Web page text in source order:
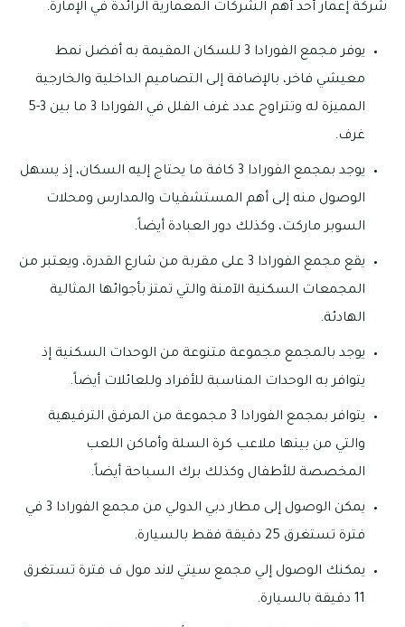
شركة إعمار أحد أهم الشركات المعمارية الرائدة في الإمارة.
يوفر مجمع الفورادا 3 للسكان المقيمة به أفضل نمط
معيشي فاخر، بالإضافة إلى التصاميم الداخلية والخارجية
المميزة له وتتراوح عدد غرف الفلل في الفورادا 3 ما بين 3-5
غرف.
يوجد بمجمع الفورادا 3 كافة ما يحتاج إليه السكان، إذ يسهل
الوصول منه إلى أهم المستشفيات والمدارس ومحلات
السوبر ماركت، وكذلك دور العبادة أيضاً.
يقع مجمع الفورادا 3 على مقربة من شارع القدرة، ويعتبر من
المجمعات السكنية الآمنة والتي تمتز بأجوائها المثالية
الهادئة.
يوجد بالمجمع مجموعة متنوعة من الوحدات السكنية إذ
يتوافر به الوحدات المناسبة للأفراد وللعائلات أيضاً.
يتوافر بمجمع الفورادا 3 مجموعة من المرفق الترفيهية
والتي من بينها ملاعب كرة السلة وأماكن اللعب
المخصصة للأطفال وكذلك برك السباحة أيضاً.
يمكن الوصول إلى مطار دبي الدولي من مجمع الفورادا 3 في
فترة تستغرق 25 دقيقة فقط بالسيارة.
يمكنك الوصول إلي مجمع سيتي لاند مول ف فترة تستغرق
11 دقيقة بالسيارة.